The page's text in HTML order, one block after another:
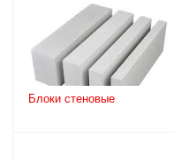
Блоки стеновые